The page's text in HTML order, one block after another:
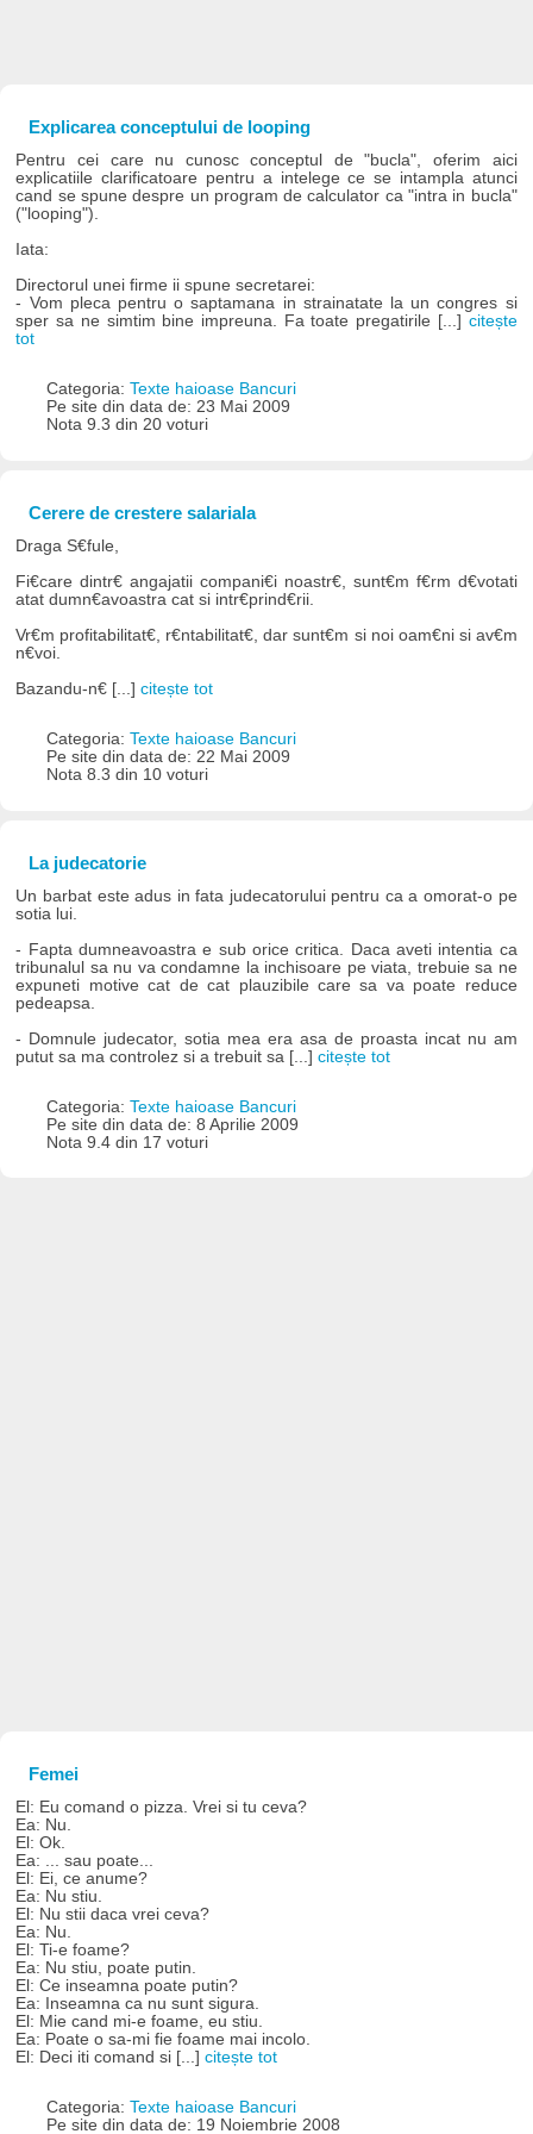
Explicarea conceptului de looping
Pentru cei care nu cunosc conceptul de "bucla", oferim aici
explicatiile clarificatoare pentru a intelege ce se intampla atunci
cand se spune despre un program de calculator ca "intra in bucla"
("looping").
Iata:
Directorul unei firme ii spune secretarei:
- Vom pleca pentru o saptamana in strainatate la un congres si
sper sa ne simtim bine impreuna. Fa toate pregatirile [...] citește
tot
Categoria: Texte haioase Bancuri
Pe site din data de: 23 Mai 2009
Nota 9.3 din 20 voturi
Cerere de crestere salariala
Draga S€fule,
Fi€care dintr€ angajatii compani€i noastr€, sunt€m f€rm d€votati
atat dumn€avoastra cat si intr€prind€rii.
Vr€m profitabilitat€, r€ntabilitat€, dar sunt€m si noi oam€ni si av€m
n€voi.
Bazandu-n€ [...]citește tot
Categoria: Texte haioase Bancuri
Pe site din data de: 22 Mai 2009
Nota 8.3 din 10 voturi
La judecatorie
Un barbat este adus in fata judecatorului pentru ca a omorat-o pe
sotia lui.
- Fapta dumneavoastra e sub orice critica. Daca aveti intentia ca
tribunalul sa nu va condamne la inchisoare pe viata, trebuie sa ne
expuneti motive cat de cat plauzibile care sa va poate reduce
pedeapsa.
- Domnule judecator, sotia mea era asa de proasta incat nu am
putut sa ma controlez si a trebuit sa [...]citește tot
Categoria: Texte haioase Bancuri
Pe site din data de: 8 Aprilie 2009
Nota 9.4 din 17 voturi
Femei
El: Eu comand o pizza. Vrei si tu ceva?
Ea: Nu.
El: Ok.
Ea: ... sau poate...
El: Ei, ce anume?
Ea: Nu stiu.
El: Nu stii daca vrei ceva?
Ea: Nu.
El: Ti-e foame?
Ea: Nu stiu, poate putin.
El: Ce inseamna poate putin?
Ea: Inseamna ca nu sunt sigura.
El: Mie cand mi-e foame, eu stiu.
Ea: Poate o sa-mi fie foame mai incolo.
El: Deci iti comand si [...]citește tot
Categoria: Texte haioase Bancuri
Pe site din data de: 19 Noiembrie 2008